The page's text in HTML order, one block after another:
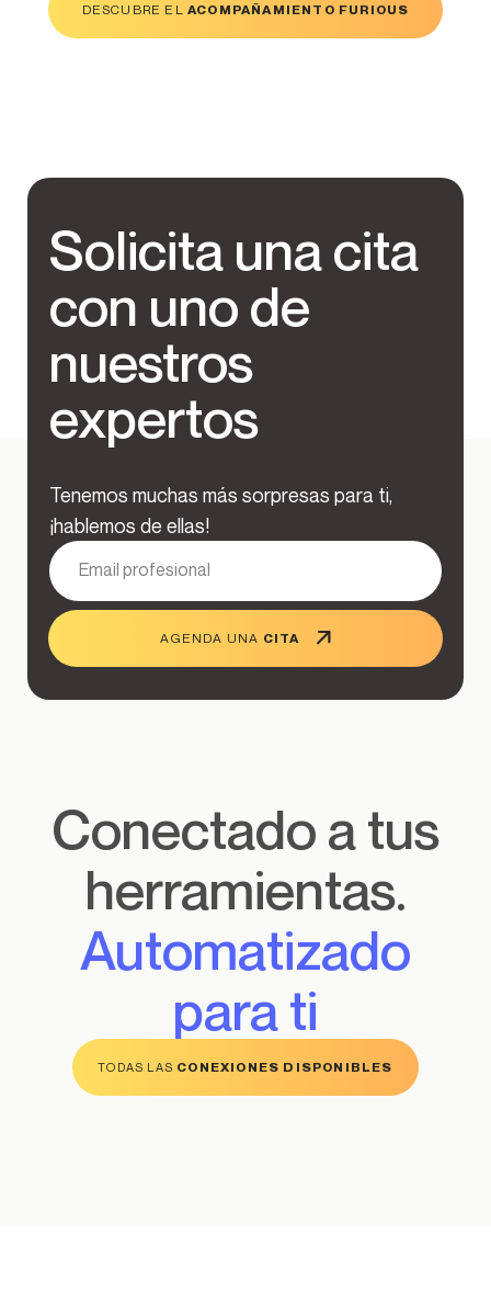
DESCUBRE EL ACOMPAÑAMIENTO FURIOUS
Solicita una cita
con uno de
nuestros
expertos
Tenemos muchas más sorpresas para ti,
¡hablemos de ellas!
mail
AGENDA UNA CITA
Conectado a tus
herramientas.
Automatizado
para ti
TODAS LAS CONEXIONES DISPONIBLES